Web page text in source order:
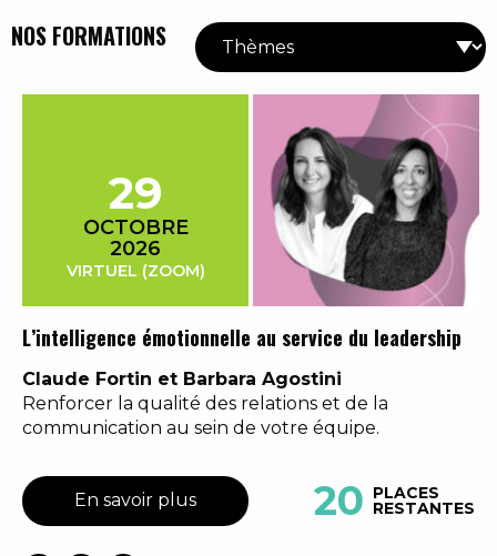
NOS FORMATIONS
29
OCTOBRE
2026
VIRTUEL (ZOOM)
L’intelligence émotionnelle au service du leadership
Claude Fortin et Barbara Agostini
Renforcer la qualité des relations et de la
communication au sein de votre équipe.
En savoir plus 20 PLACES
RESTANTES